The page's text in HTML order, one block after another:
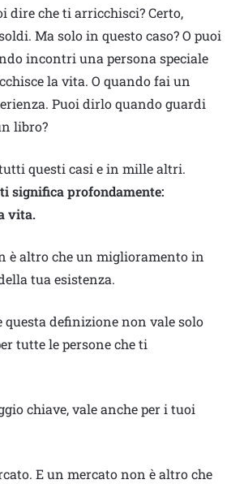
dire che ti arricchisci? Certo,
Ma solo in questo caso? O puoi
incontri una persona speciale
la vita. O quando fai un
Puoi dirlo quando guardi
libro?
questi casi e in mille altri.
significa profondamente:
vita.
è altro che un miglioramento in
tua esistenza.
questa definizione non vale solo
tutte le persone che ti
chiave, vale anche per i tuoi
E un mercato non è altro che